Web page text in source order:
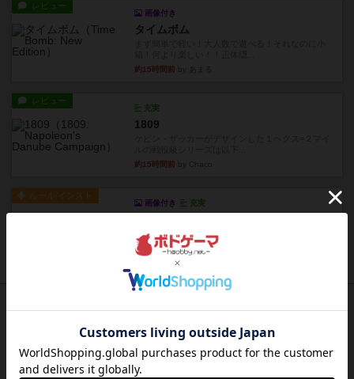
レビュー
画像付き
タイムボム
約15時間前
レビュー
充実
1809
約15時間前
ルール/インスト
画像付き 充実
ゲームの目的ゲーム終了時にあなたのクランの見
えているドミノで最も多くの...
約16時間前 by jurong